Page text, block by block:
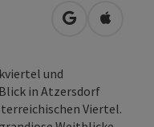
in Google
in
und
in Atzersdorf
Viertel.